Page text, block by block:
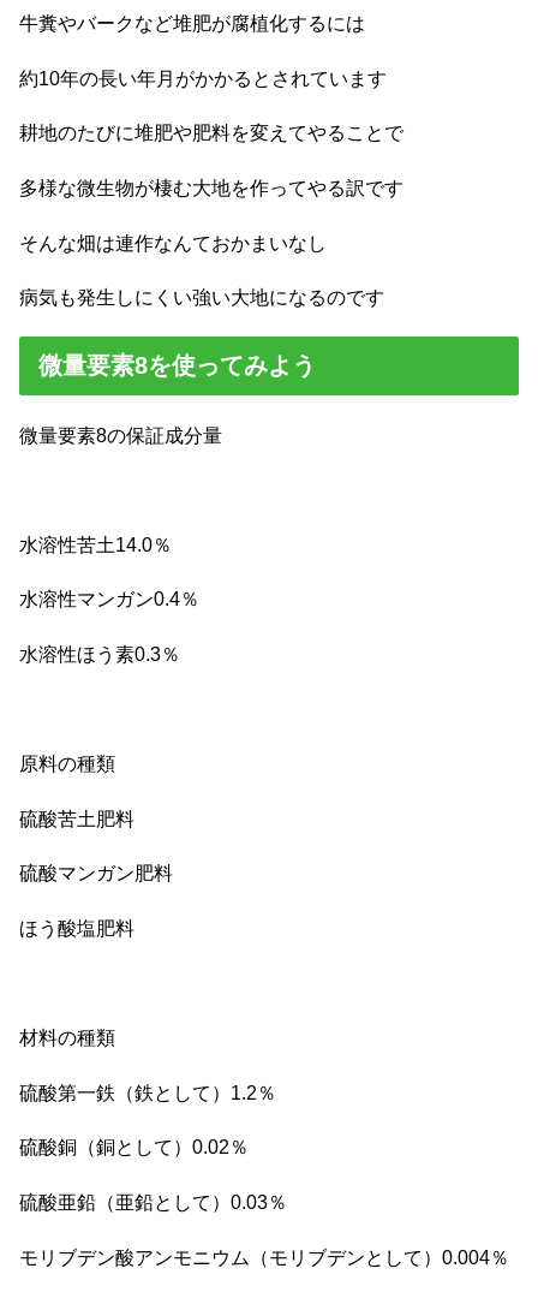
牛糞やバークなど堆肥が腐植化するには
約10年の長い年月がかかるとされています
耕地のたびに堆肥や肥料を変えてやることで
多様な微生物が棲む大地を作ってやる訳です
そんな畑は連作なんておかまいなし
病気も発生しにくい強い大地になるのです
微量要素8を使ってみよう
微量要素8の保証成分量
水溶性苦土14.0％
水溶性マンガン0.4％
水溶性ほう素0.3％
原料の種類
硫酸苦土肥料
硫酸マンガン肥料
ほう酸塩肥料
材料の種類
硫酸第一鉄（鉄として）1.2％
硫酸銅（銅として）0.02％
硫酸亜鉛（亜鉛として）0.03％
モリブデン酸アンモニウム（モリブデンとして）0.004％